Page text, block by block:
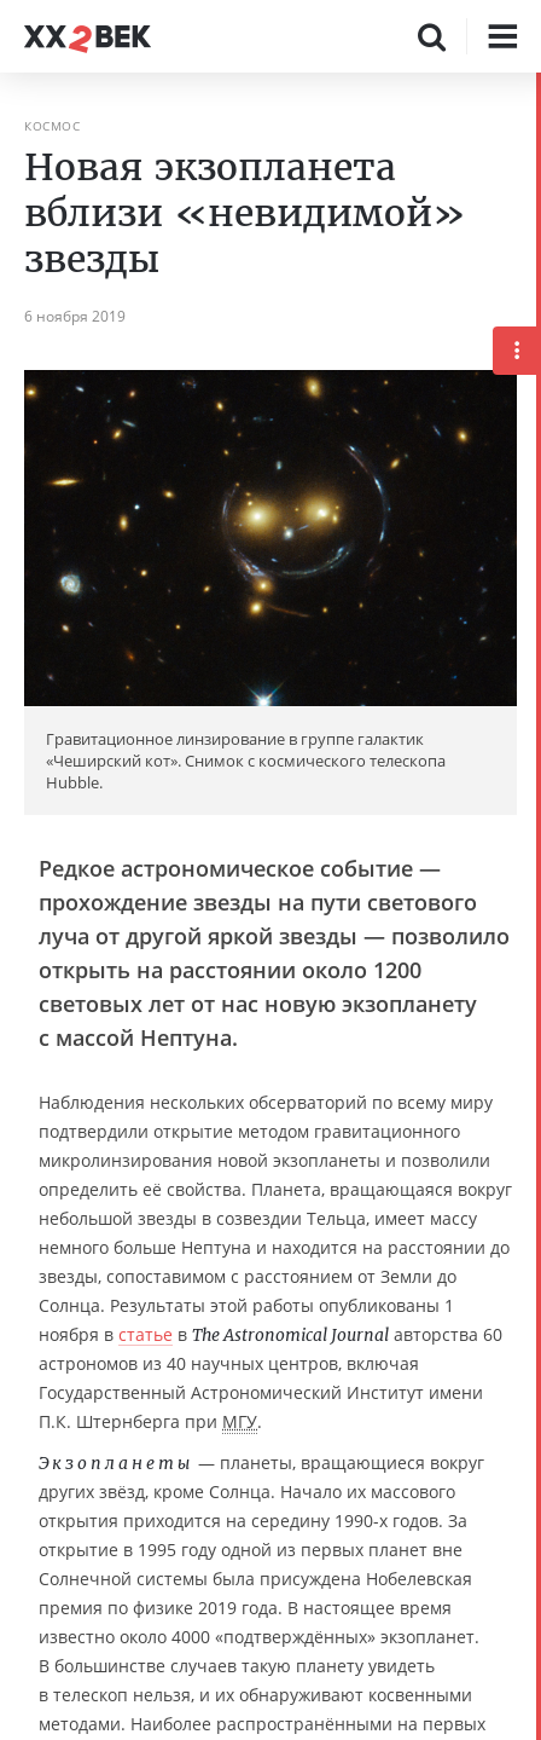
КОСМОС
Новая экзопланета
вблизи «невидимой»
звезды
6 ноября 2019
Гравитационное линзирование в группе галактик
«Чеширский кот». Снимок с космического телескопа
Hubble.
Редкое астрономическое событие —
прохождение звезды на пути светового
луча от другой яркой звезды — позволило
открыть на расстоянии около 1200
световых лет от нас новую экзопланету
с массой Нептуна.
Наблюдения нескольких обсерваторий по всему миру
подтвердили открытие методом гравитационного
микролинзирования новой экзопланеты и позволили
определить её свойства. Планета, вращающаяся вокруг
небольшой звезды в созвездии Тельца, имеет массу
немного больше Нептуна и находится на расстоянии до
звезды, сопоставимом с расстоянием от Земли до
Солнца. Результаты этой работы опубликованы 1
ноября в статье в The Astronomical Journal авторства 60
астрономов из 40 научных центров, включая
Государственный Астрономический Институт имени
П.К. Штернберга при МГУ.
Экзопланеты — планеты, вращающиеся вокруг
других звёзд, кроме Солнца. Начало их массового
открытия приходится на середину 1990-х годов. За
открытие в 1995 году одной из первых планет вне
Солнечной системы была присуждена Нобелевская
премия по физике 2019 года. В настоящее время
известно около 4000 «подтверждённых» экзопланет.
В большинстве случаев такую планету увидеть
в телескоп нельзя, и их обнаруживают косвенными
методами. Наиболее распространёнными на первых